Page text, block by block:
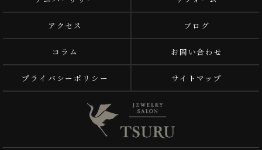
アクセス ブログ
コラム お問い合わせ
プライバシーポリシー サイトマップ